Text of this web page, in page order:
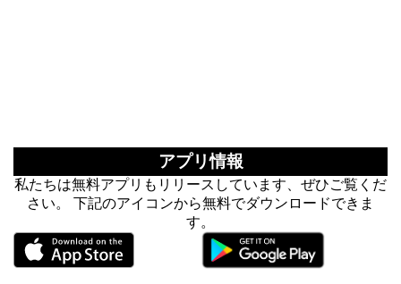
アプリ情報
私たちは無料アプリもリリースしています、ぜひご覧くだ
さい。 下記のアイコンから無料でダウンロードできま
す。